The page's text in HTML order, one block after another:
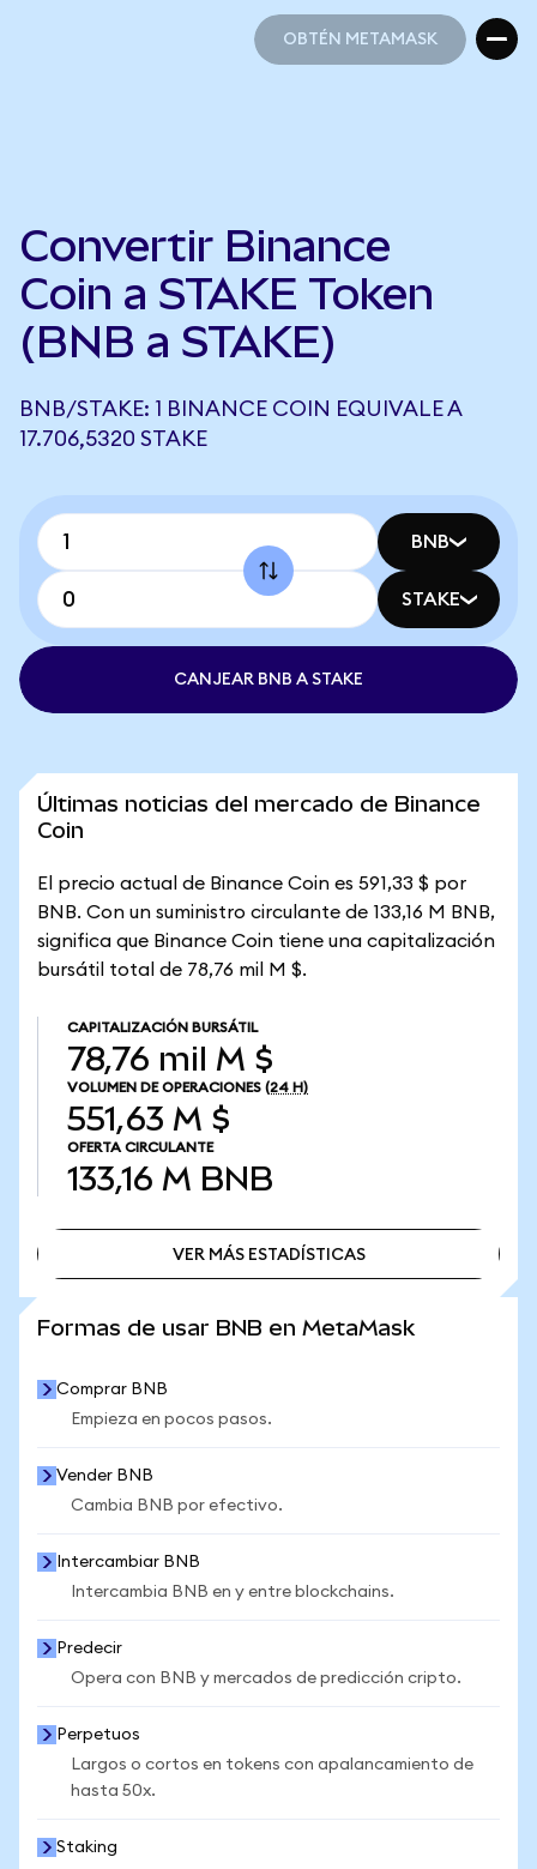
OBTÉN METAMASK
Convertir Binance
Coin a STAKE Token
(BNB a STAKE)
BNB/STAKE: 1 BINANCE COIN EQUIVALE A
17.706,5320 STAKE
BNB
STAKE
CANJEAR BNB A STAKE
Últimas noticias del mercado de Binance
Coin
El precio actual de Binance Coin es 591,33 $ por
BNB. Con un suministro circulante de 133,16 M BNB,
significa que Binance Coin tiene una capitalización
bursátil total de 78,76 mil M $.
CAPITALIZACIÓN BURSÁTIL
78,76 mil M $
VOLUMEN DE OPERACIONES (24 H)
551,63 M $
OFERTA CIRCULANTE
133,16 M BNB
VER MÁS ESTADÍSTICAS
Formas de usar BNB en MetaMask
Comprar BNB
Empieza en pocos pasos.
Vender BNB
Cambia BNB por efectivo.
Intercambiar BNB
Intercambia BNB en y entre blockchains.
Predecir
Opera con BNB y mercados de predicción cripto.
Perpetuos
Largos o cortos en tokens con apalancamiento de
hasta 50x.
Staking